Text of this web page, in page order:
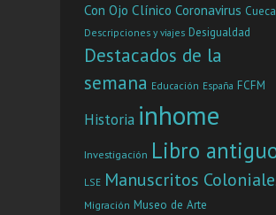
Con Ojo Clínico Coronavirus
Descripciones y viajes Desigualdad
Destacados de la
semana Educación España FCFM
Historia inhome
Investigación Libro
LSE Manuscritos
Migración Museo de Arte